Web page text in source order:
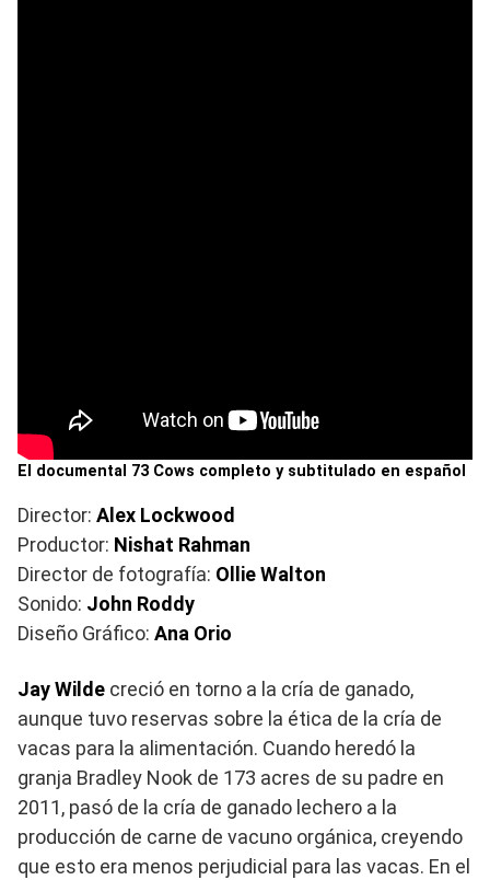
El documental 73 Cows completo y subtitulado en español
Director: Alex Lockwood
Productor: Nishat Rahman
Director de fotografía: Ollie Walton
Sonido: John Roddy
Diseño Gráfico: Ana Orio
Jay Wilde creció en torno a la cría de ganado,
aunque tuvo reservas sobre la ética de la cría de
vacas para la alimentación. Cuando heredó la
granja Bradley Nook de 173 acres de su padre en
2011, pasó de la cría de ganado lechero a la
producción de carne de vacuno orgánica, creyendo
que esto era menos perjudicial para las vacas. En el